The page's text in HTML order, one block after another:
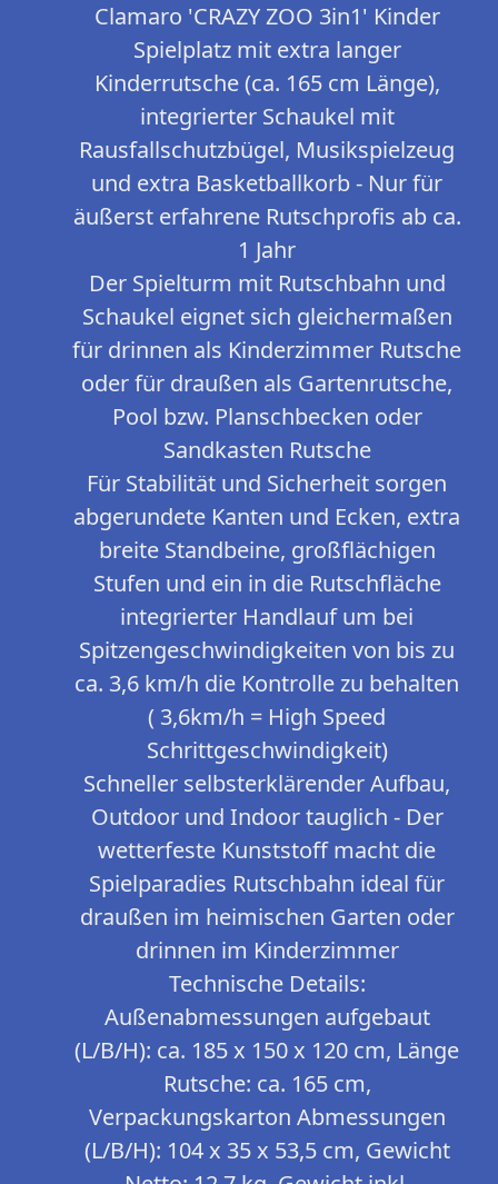
Clamaro 'CRAZY ZOO 3in1' Kinder
Spielplatz mit extra langer
Kinderrutsche (ca. 165 cm Länge),
integrierter Schaukel mit
Rausfallschutzbügel, Musikspielzeug
und extra Basketballkorb - Nur für
äußerst erfahrene Rutschprofis ab ca.
1 Jahr
Der Spielturm mit Rutschbahn und
Schaukel eignet sich gleichermaßen
für drinnen als Kinderzimmer Rutsche
oder für draußen als Gartenrutsche,
Pool bzw. Planschbecken oder
Sandkasten Rutsche
Für Stabilität und Sicherheit sorgen
abgerundete Kanten und Ecken, extra
breite Standbeine, großflächigen
Stufen und ein in die Rutschfläche
integrierter Handlauf um bei
Spitzengeschwindigkeiten von bis zu
ca. 3,6 km/h die Kontrolle zu behalten
( 3,6km/h = High Speed
Schrittgeschwindigkeit)
Schneller selbsterklärender Aufbau,
Outdoor und Indoor tauglich - Der
wetterfeste Kunststoff macht die
Spielparadies Rutschbahn ideal für
draußen im heimischen Garten oder
drinnen im Kinderzimmer
Technische Details:
Außenabmessungen aufgebaut
(L/B/H): ca. 185 x 150 x 120 cm, Länge
Rutsche: ca. 165 cm,
Verpackungskarton Abmessungen
(L/B/H): 104 x 35 x 53,5 cm, Gewicht